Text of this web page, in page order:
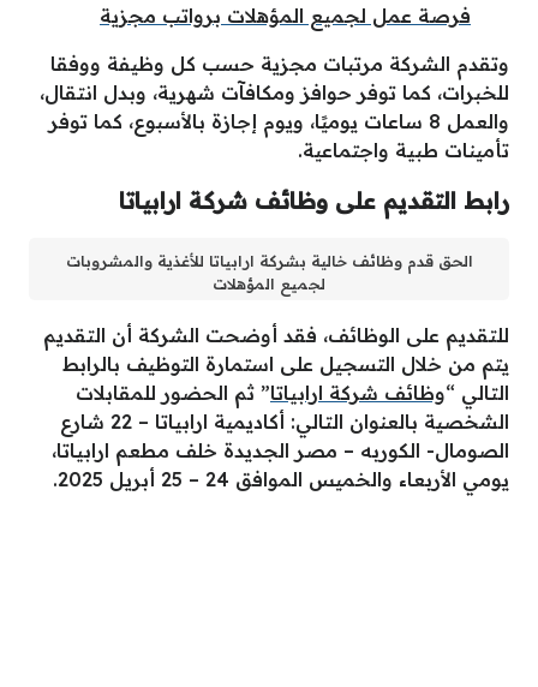
فرصة عمل لجميع المؤهلات برواتب مجزية
وتقدم الشركة مرتبات مجزية حسب كل وظيفة ووفقا
للخبرات، كما توفر حوافز ومكافآت شهرية، وبدل انتقال،
والعمل 8 ساعات يوميًا، ويوم إجازة بالأسبوع، كما توفر
تأمينات طبية واجتماعية.
رابط التقديم على وظائف شركة ارابياتا
الحق قدم وظائف خالية بشركة ارابياتا للأغذية والمشروبات
لجميع المؤهلات
للتقديم على الوظائف، فقد أوضحت الشركة أن التقديم
يتم من خلال التسجيل على استمارة التوظيف بالرابط
التالي “وظائف شركة ارابياتا” ثم الحضور للمقابلات
الشخصية بالعنوان التالي: أكاديمية ارابياتا – 22 شارع
الصومال- الكوربه – مصر الجديدة خلف مطعم ارابياتا،
يومي الأربعاء والخميس الموافق 24 – 25 أبريل 2025.